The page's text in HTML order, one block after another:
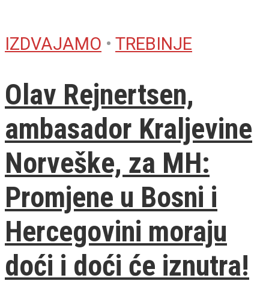
IZDVAJAMO • TREBINJE
Olav Rejnertsen,
ambasador Kraljevine
Norveške, za MH:
Promjene u Bosni i
Hercegovini moraju
doći i doći će iznutra!